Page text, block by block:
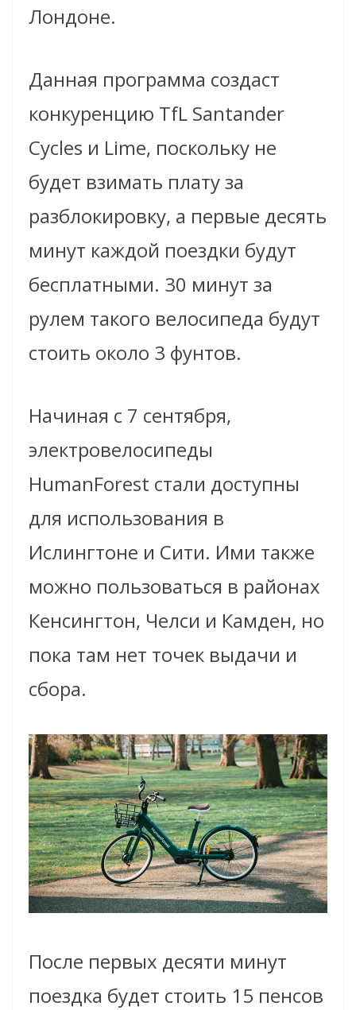
Лондоне.
Данная программа создаст
конкуренцию TfL Santander
Cycles и Lime, поскольку не
будет взимать плату за
разблокировку, а первые десять
минут каждой поездки будут
бесплатными. 30 минут за
рулем такого велосипеда будут
стоить около 3 фунтов.
Начиная с 7 сентября,
электровелосипеды
HumanForest стали доступны
для использования в
Ислингтоне и Сити. Ими также
можно пользоваться в районах
Кенсингтон, Челси и Камден, но
пока там нет точек выдачи и
сбора.
После первых десяти минут
поездка будет стоить 15 пенсов